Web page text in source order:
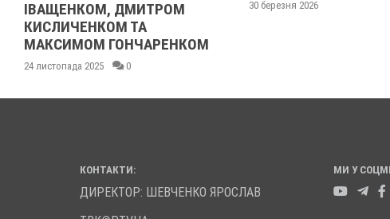
ІВАЩЕНКОМ, ДМИТРОМ
КИСЛИЧЕНКОМ ТА
МАКСИМОМ ГОНЧАРЕНКОМ
24 листопада 2025 0
20 листопада 2025
30 березня 2026
КОНТАКТИ:
ДИРЕКТОР: ШЕВЧЕНКО ЯРОСЛАВ
МИ У